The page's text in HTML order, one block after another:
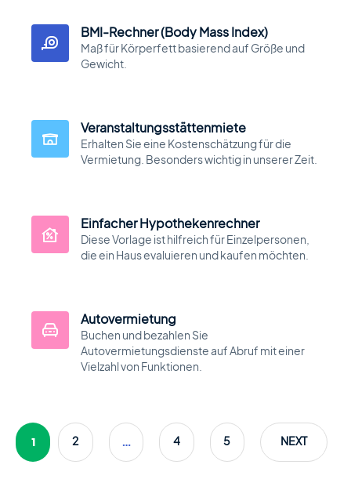
BMI-Rechner (Body Mass Index)
Maß für Körperfett basierend auf Größe und
Gewicht.
Veranstaltungsstättenmiete
Erhalten Sie eine Kostenschätzung für die
Vermietung. Besonders wichtig in unserer Zeit.
Einfacher Hypothekenrechner
Diese Vorlage ist hilfreich für Einzelpersonen,
die ein Haus evaluieren und kaufen möchten.
Autovermietung
Buchen und bezahlen Sie
Autovermietungsdienste auf Abruf mit einer
Vielzahl von Funktionen.
1 2 … 4 5 NEXT